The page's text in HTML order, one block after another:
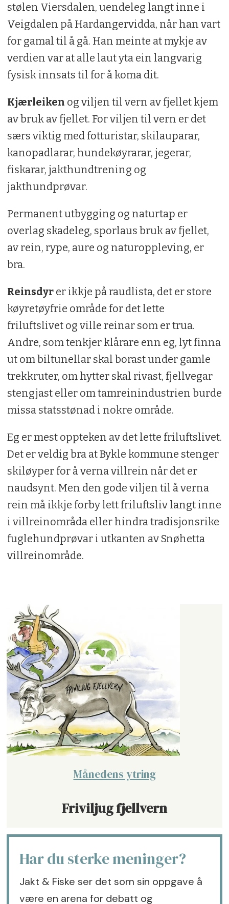
stølen Viersdalen, uendeleg langt inne i
Veigdalen på Hardangervidda, når han vart
for gamal til å gå. Han meinte at mykje av
verdien var at alle laut yta ein langvarig
fysisk innsats til for å koma dit.
Kjærleiken og viljen til vern av fjellet kjem
av bruk av fjellet. For viljen til vern er det
særs viktig med fotturistar, skilauparar,
kanopadlarar, hundekøyrarar, jegerar,
fiskarar, jakthundtrening og
jakthundprøvar.
Permanent utbygging og naturtap er
overlag skadeleg, sporlaus bruk av fjellet,
av rein, rype, aure og naturoppleving, er
bra.
Reinsdyrer ikkje på raudlista, det er store
køyretøyfrie område for det lette
friluftslivet og ville reinar som er trua.
Andre, som tenkjer klårare enn eg, lyt finna
ut om biltunellar skal borast under gamle
trekkruter, om hytter skal rivast, fjellvegar
stengjast eller om tamreinindustrien burde
missa statsstønad i nokre område.
Eg er mest oppteken av det lette friluftslivet.
Det er veldig bra at Bykle kommune stenger
skiløyper for å verna villrein når det er
naudsynt. Men den gode viljen til å verna
rein må ikkje forby lett friluftsliv langt inne
i villreinområda eller hindra tradisjonsrike
fuglehundprøvar i utkanten av Snøhetta
villreinområde.
Månedens ytring
Friviljug fjellvern
Har du sterke meninger?
Jakt & Fiske ser det som sin oppgave å
være en arena for debatt og